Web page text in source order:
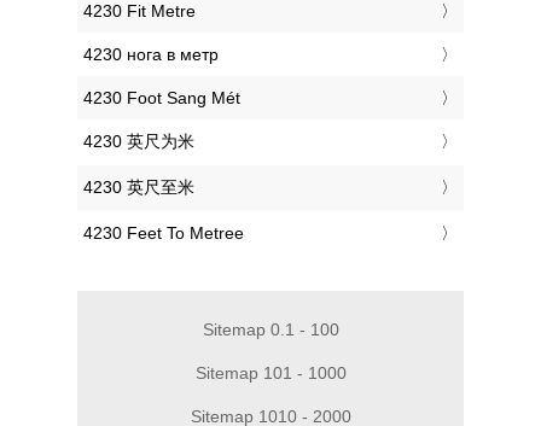
‎4230 Fit Metre
‎4230 нога в метр
‎4230 Foot Sang Mét
‎4230 英尺为米
‎4230 英尺至米
‎4230 Feet To Metree
Sitemap 0.1 - 100
Sitemap 101 - 1000
Sitemap 1010 - 2000